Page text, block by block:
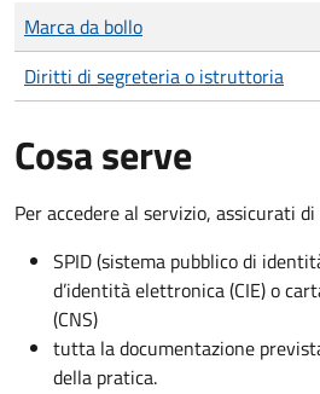
Tipo di pagamento
Importo
Marca da bollo
Diritti di segreteria o istruttoria
Cosa serve
Per accedere al servizio, assicurati
SPID (sistema pubblico di
d’identità elettronica (CIE) o
(CNS)
tutta la documentazione
della pratica.